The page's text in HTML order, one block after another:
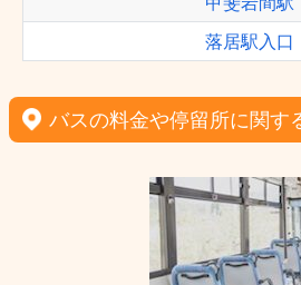
落居駅入口
バスの料金や停留所に関す